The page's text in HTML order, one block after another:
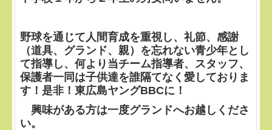
野球を通じて人間育成を重視し、礼節、感謝
（道具、グランド、親）を忘れない青少年とし
て指導し、何より当チーム指導者、スタッフ、
保護者一同は子供達を誰隔てなく愛しておりま
す！是非！東広島ヤングBBCに！
興味がある方は一度グランドへお越しくださ
い。